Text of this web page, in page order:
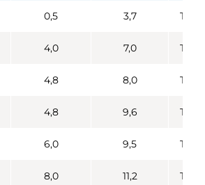
0,5 3,7
4,0 7,0
4,8 8,0
4,8 9,6
6,0 9,5
8,0 11,2